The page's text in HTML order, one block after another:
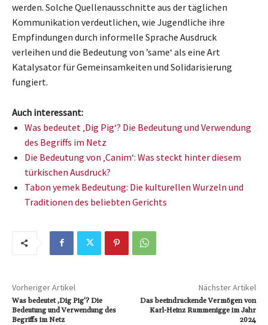
werden. Solche Quellenausschnitte aus der täglichen
Kommunikation verdeutlichen, wie Jugendliche ihre
Empfindungen durch informelle Sprache Ausdruck
verleihen und die Bedeutung von ’same‘ als eine Art
Katalysator für Gemeinsamkeiten und Solidarisierung
fungiert.
Auch interessant:
Was bedeutet ‚Dig Pig‘? Die Bedeutung und Verwendung
des Begriffs im Netz
Die Bedeutung von ‚Canim‘: Was steckt hinter diesem
türkischen Ausdruck?
Tabon yemek Bedeutung: Die kulturellen Wurzeln und
Traditionen des beliebten Gerichts
Vorheriger Artikel
Was bedeutet ‚Dig Pig‘? Die
Bedeutung und Verwendung des
Begriffs im Netz
Nächster Artikel
Das beeindruckende Vermögen von
Karl-Heinz Rummenigge im Jahr
2024